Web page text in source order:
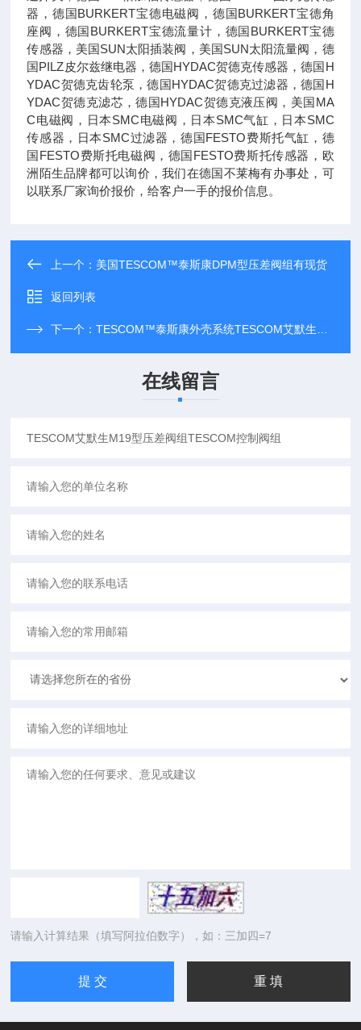
器，德国BURKERT宝德电磁阀，德国BURKERT宝德角
座阀，德国BURKERT宝德流量计，德国BURKERT宝德
传感器，美国SUN太阳插装阀，美国SUN太阳流量阀，德
国PILZ皮尔兹继电器，德国HYDAC贺德克传感器，德国H
YDAC贺德克齿轮泵，德国HYDAC贺德克过滤器，德国H
YDAC贺德克滤芯，德国HYDAC贺德克液压阀，美国MA
C电磁阀，日本SMC电磁阀，日本SMC气缸，日本SMC
传感器，日本SMC过滤器，德国FESTO费斯托气缸，德
国FESTO费斯托电磁阀，德国FESTO费斯托传感器，欧
洲陌生品牌都可以询价，我们在德国不莱梅有办事处，可
以联系厂家询价报价，给客户一手的报价信息。
上一个： 美国TESCOM™泰斯康DPM型压差阀组有现货
返回列表
下一个：TESCOM™泰斯康外壳系统TESCOM艾默生现货
在线留言
请输入计算结果（填写阿拉伯数字），如：三加四=7